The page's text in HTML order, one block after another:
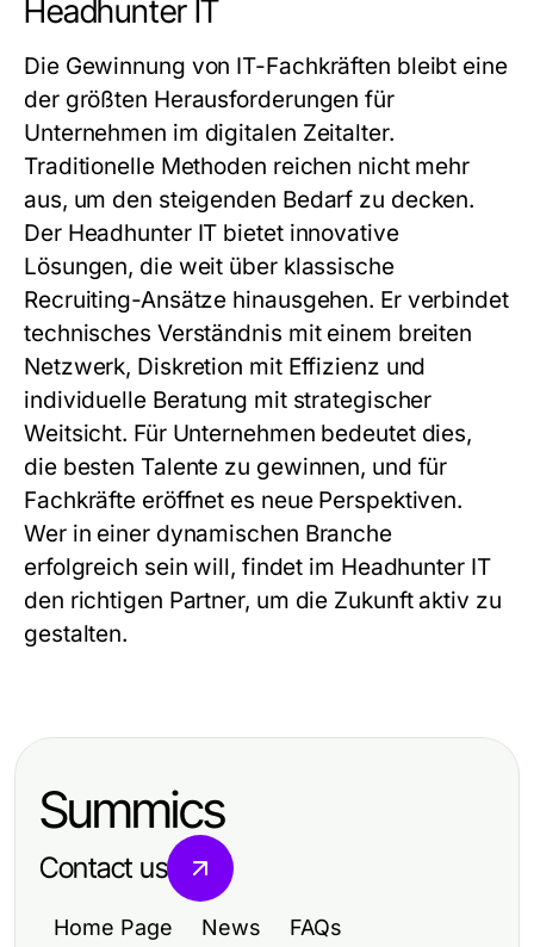
Headhunter IT
Die Gewinnung von IT-Fachkräften bleibt eine
der größten Herausforderungen für
Unternehmen im digitalen Zeitalter.
Traditionelle Methoden reichen nicht mehr
aus, um den steigenden Bedarf zu decken.
Der Headhunter IT bietet innovative
Lösungen, die weit über klassische
Recruiting-Ansätze hinausgehen. Er verbindet
technisches Verständnis mit einem breiten
Netzwerk, Diskretion mit Effizienz und
individuelle Beratung mit strategischer
Weitsicht. Für Unternehmen bedeutet dies,
die besten Talente zu gewinnen, und für
Fachkräfte eröffnet es neue Perspektiven.
Wer in einer dynamischen Branche
erfolgreich sein will, findet im Headhunter IT
den richtigen Partner, um die Zukunft aktiv zu
gestalten.
Summics
Contact us
Home Page News FAQs